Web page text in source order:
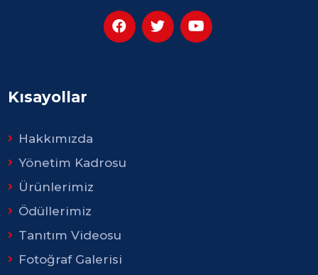
Kısayollar
Hakkımızda
Yönetim Kadrosu
Ürünlerimiz
Ödüllerimiz
Tanıtım Videosu
Fotoğraf Galerisi